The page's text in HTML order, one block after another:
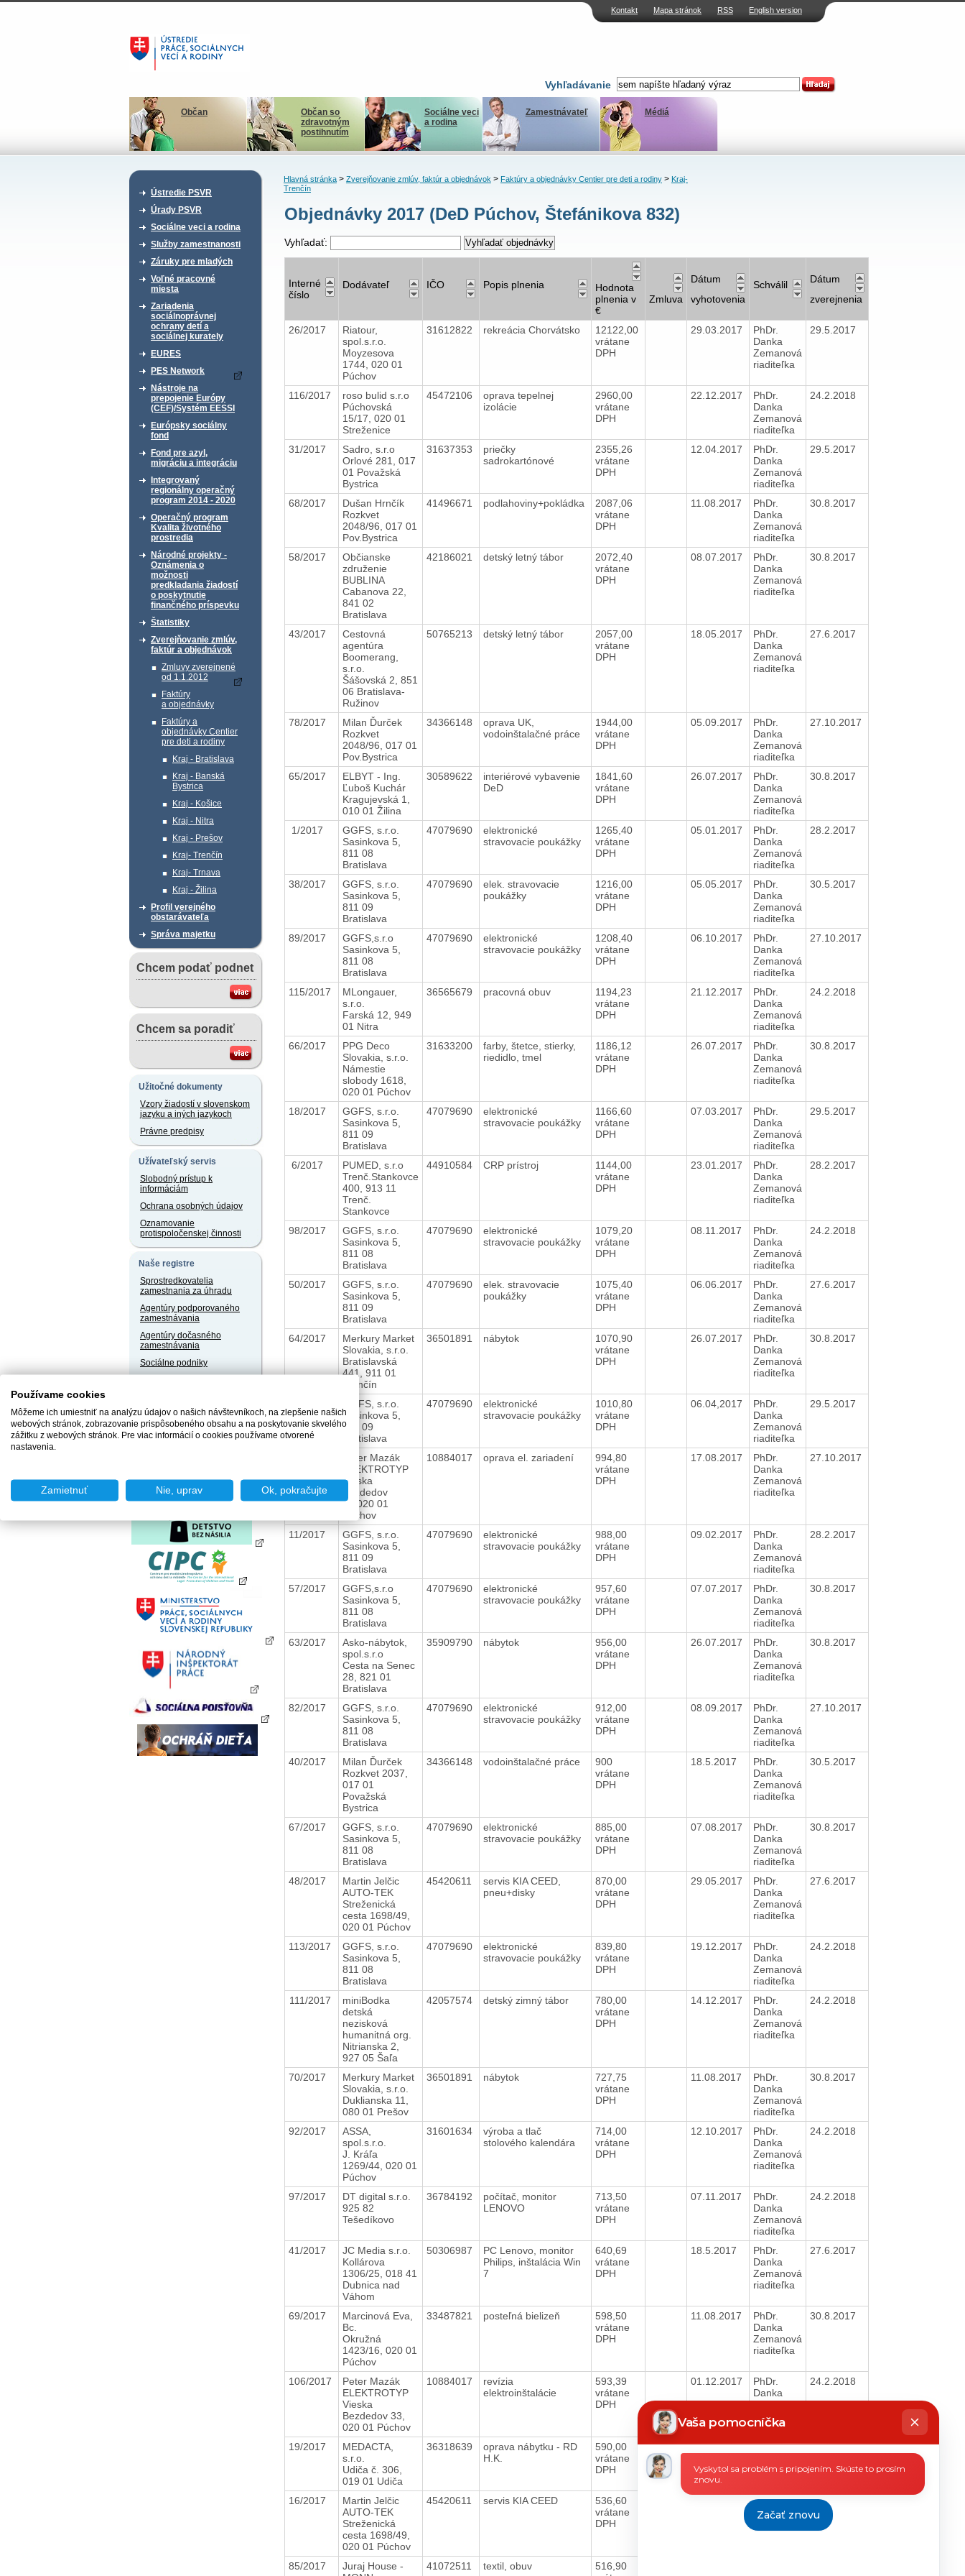
Kontakt Mapa stránok RSS English version
Vyhľadávanie
Občan
Občan so
zdravotným
postihnutím
Sociálne veci
a rodina
Zamestnávateľ Médiá
Ústredie PSVR
Úrady PSVR
Sociálne veci a rodina
Služby zamestnanosti
Záruky pre mladých
Voľné pracovné
miesta
Zariadenia
sociálnoprávnej
ochrany detí a
sociálnej kurately
EURES
PES Network
Nástroje na
prepojenie Európy
(CEF)/Systém EESSI
Európsky sociálny
fond
Fond pre azyl,
migráciu a integráciu
Integrovaný
regionálny operačný
program 2014 - 2020
Operačný program
Kvalita životného
prostredia
Národné projekty -
Oznámenia o
možnosti
predkladania žiadostí
o poskytnutie
finančného príspevku
Štatistiky
Zverejňovanie zmlúv,
faktúr a objednávok
Zmluvy zverejnené
od 1.1.2012
Faktúry
a objednávky
Faktúry a
objednávky Centier
pre deti a rodiny
Kraj - Bratislava
Kraj - Banská
Bystrica
Kraj - Košice
Kraj - Nitra
Kraj - Prešov
Kraj- Trenčín
Kraj- Trnava
Kraj - Žilina
Profil verejného
obstarávateľa
Správa majetku
Chcem podať podnet
Chcem sa poradiť
Užitočné dokumenty
Vzory žiadostí v slovenskom
jazyku a iných jazykoch
Právne predpisy
Užívateľský servis
Slobodný prístup k
informáciám
Ochrana osobných údajov
Oznamovanie
protispoločenskej činnosti
Naše registre
Sprostredkovatelia
zamestnania za úhradu
Agentúry podporovaného
zamestnávania
Agentúry dočasného
zamestnávania
Sociálne podniky
Hlavná stránka> Zverejňovanie zmlúv, faktúr a objednávok> Faktúry a objednávky Centier pre deti a rodiny> Kraj-
Trenčín
Objednávky 2017 (DeD Púchov, Štefánikova 832)
Vyhľadať:
Interné
číslo
Dodávateľ IČO Popis plnenia
Hodnota
plnenia v
€
Zmluva
Dátum
vyhotovenia
Schválil
Dátum
zverejnenia
26/2017
Riatour,
spol.s.r.o.
Moyzesova
1744, 020 01
Púchov
31612822 rekreácia Chorvátsko
12122,00
vrátane
DPH
29.03.2017
PhDr.
Danka
Zemanová
riaditeľka
29.5.2017
116/2017
roso bulid s.r.o
Púchovská
15/17, 020 01
Streženice
45472106
oprava tepelnej
izolácie
2960,00
vrátane
DPH
22.12.2017
PhDr.
Danka
Zemanová
riaditeľka
24.2.2018
31/2017
Sadro, s.r.o
Orlové 281, 017
01 Považská
Bystrica
31637353
priečky
sadrokartónové
2355,26
vrátane
DPH
12.04.2017
PhDr.
Danka
Zemanová
riaditeľka
29.5.2017
68/2017
Dušan Hrnčík
Rozkvet
2048/96, 017 01
Pov.Bystrica
41496671 podlahoviny+pokládka
2087,06
vrátane
DPH
11.08.2017
PhDr.
Danka
Zemanová
riaditeľka
30.8.2017
58/2017
Občianske
združenie
BUBLINA
Cabanova 22,
841 02
Bratislava
42186021 detský letný tábor
2072,40
vrátane
DPH
08.07.2017
PhDr.
Danka
Zemanová
riaditeľka
30.8.2017
43/2017
Cestovná
agentúra
Boomerang,
s.r.o.
Šášovská 2, 851
06 Bratislava-
Ružinov
50765213 detský letný tábor
2057,00
vrátane
DPH
18.05.2017
PhDr.
Danka
Zemanová
riaditeľka
27.6.2017
78/2017
Milan Ďurček
Rozkvet
2048/96, 017 01
Pov.Bystrica
34366148
oprava UK,
vodoinštalačné práce
1944,00
vrátane
DPH
05.09.2017
PhDr.
Danka
Zemanová
riaditeľka
27.10.2017
65/2017
ELBYT - Ing.
Ľuboš Kuchár
Kragujevská 1,
010 01 Žilina
30589622
interiérové vybavenie
DeD
1841,60
vrátane
DPH
26.07.2017
PhDr.
Danka
Zemanová
riaditeľka
30.8.2017
1/2017
GGFS, s.r.o.
Sasinkova 5,
811 08
Bratislava
47079690
elektronické
stravovacie poukážky
1265,40
vrátane
DPH
05.01.2017
PhDr.
Danka
Zemanová
riaditeľka
28.2.2017
38/2017
GGFS, s.r.o.
Sasinkova 5,
811 09
Bratislava
47079690
elek. stravovacie
poukážky
1216,00
vrátane
DPH
05.05.2017
PhDr.
Danka
Zemanová
riaditeľka
30.5.2017
89/2017
GGFS,s.r.o
Sasinkova 5,
811 08
Bratislava
47079690
elektronické
stravovacie poukážky
1208,40
vrátane
DPH
06.10.2017
PhDr.
Danka
Zemanová
riaditeľka
27.10.2017
115/2017
MLongauer,
s.r.o.
Farská 12, 949
01 Nitra
36565679 pracovná obuv
1194,23
vrátane
DPH
21.12.2017
PhDr.
Danka
Zemanová
riaditeľka
24.2.2018
66/2017
PPG Deco
Slovakia, s.r.o.
Námestie
slobody 1618,
020 01 Púchov
31633200
farby, štetce, stierky,
riedidlo, tmel
1186,12
vrátane
DPH
26.07.2017
PhDr.
Danka
Zemanová
riaditeľka
30.8.2017
18/2017
GGFS, s.r.o.
Sasinkova 5,
811 09
Bratislava
47079690
elektronické
stravovacie poukážky
1166,60
vrátane
DPH
07.03.2017
PhDr.
Danka
Zemanová
riaditeľka
29.5.2017
6/2017
PUMED, s.r.o
Trenč.Stankovce
400, 913 11
Trenč.
Stankovce
44910584 CRP prístroj
1144,00
vrátane
DPH
23.01.2017
PhDr.
Danka
Zemanová
riaditeľka
28.2.2017
98/2017
GGFS, s.r.o.
Sasinkova 5,
811 08
Bratislava
47079690
elektronické
stravovacie poukážky
1079,20
vrátane
DPH
08.11.2017
PhDr.
Danka
Zemanová
riaditeľka
24.2.2018
50/2017
GGFS, s.r.o.
Sasinkova 5,
811 09
Bratislava
47079690
elek. stravovacie
poukážky
1075,40
vrátane
DPH
06.06.2017
PhDr.
Danka
Zemanová
riaditeľka
27.6.2017
64/2017
Merkury Market
Slovakia, s.r.o.
Bratislavská
441, 911 01
Trenčín
36501891 nábytok
1070,90
vrátane
DPH
26.07.2017
PhDr.
Danka
Zemanová
riaditeľka
30.8.2017
GGFS, s.r.o.
Sasinkova 5,
811 09
Bratislava
47079690
elektronické
stravovacie poukážky
1010,80
vrátane
DPH
06.04,2017
PhDr.
Danka
Zemanová
riaditeľka
29.5.2017
Peter Mazák
ELEKTROTYP
Vieska
Bezdedov
33,020 01
Púchov
10884017 oprava el. zariadení
994,80
vrátane
DPH
17.08.2017
PhDr.
Danka
Zemanová
riaditeľka
27.10.2017
11/2017
GGFS, s.r.o.
Sasinkova 5,
811 09
Bratislava
47079690
elektronické
stravovacie poukážky
988,00
vrátane
DPH
09.02.2017
PhDr.
Danka
Zemanová
riaditeľka
28.2.2017
57/2017
GGFS,s.r.o
Sasinkova 5,
811 08
Bratislava
47079690
elektronické
stravovacie poukážky
957,60
vrátane
DPH
07.07.2017
PhDr.
Danka
Zemanová
riaditeľka
30.8.2017
63/2017
Asko-nábytok,
spol.s.r.o
Cesta na Senec
28, 821 01
Bratislava
35909790 nábytok
956,00
vrátane
DPH
26.07.2017
PhDr.
Danka
Zemanová
riaditeľka
30.8.2017
82/2017
GGFS, s.r.o.
Sasinkova 5,
811 08
Bratislava
47079690
elektronické
stravovacie poukážky
912,00
vrátane
DPH
08.09.2017
PhDr.
Danka
Zemanová
riaditeľka
27.10.2017
40/2017
Milan Ďurček
Rozkvet 2037,
017 01
Považská
Bystrica
34366148 vodoinštalačné práce
900
vrátane
DPH
18.5.2017
PhDr.
Danka
Zemanová
riaditeľka
30.5.2017
67/2017
GGFS, s.r.o.
Sasinkova 5,
811 08
Bratislava
47079690
elektronické
stravovacie poukážky
885,00
vrátane
DPH
07.08.2017
PhDr.
Danka
Zemanová
riaditeľka
30.8.2017
48/2017
Martin Jelčic
AUTO-TEK
Streženická
cesta 1698/49,
020 01 Púchov
45420611
servis KIA CEED,
pneu+disky
870,00
vrátane
DPH
29.05.2017
PhDr.
Danka
Zemanová
riaditeľka
27.6.2017
113/2017
GGFS, s.r.o.
Sasinkova 5,
811 08
Bratislava
47079690
elektronické
stravovacie poukážky
839,80
vrátane
DPH
19.12.2017
PhDr.
Danka
Zemanová
riaditeľka
24.2.2018
111/2017
miniBodka
detská
nezisková
humanitná org.
Nitrianska 2,
927 05 Šaľa
42057574 detský zimný tábor
780,00
vrátane
DPH
14.12.2017
PhDr.
Danka
Zemanová
riaditeľka
24.2.2018
70/2017
Merkury Market
Slovakia, s.r.o.
Duklianska 11,
080 01 Prešov
36501891 nábytok
727,75
vrátane
DPH
11.08.2017
PhDr.
Danka
Zemanová
riaditeľka
30.8.2017
92/2017
ASSA,
spol.s.r.o.
J. Kráľa
1269/44, 020 01
Púchov
31601634
výroba a tlač
stolového kalendára
714,00
vrátane
DPH
12.10.2017
PhDr.
Danka
Zemanová
riaditeľka
24.2.2018
97/2017
DT digital s.r.o.
925 82
Tešedíkovo
36784192
počítač, monitor
LENOVO
713,50
vrátane
DPH
07.11.2017
PhDr.
Danka
Zemanová
riaditeľka
24.2.2018
41/2017
JC Media s.r.o.
Kollárova
1306/25, 018 41
Dubnica nad
Váhom
50306987
PC Lenovo, monitor
Philips, inštalácia Win
7
640,69
vrátane
DPH
18.5.2017
PhDr.
Danka
Zemanová
riaditeľka
27.6.2017
69/2017
Marcinová Eva,
Bc.
Okružná
1423/16, 020 01
Púchov
33487821 posteľná bielizeň
598,50
vrátane
DPH
11.08.2017
PhDr.
Danka
Zemanová
riaditeľka
30.8.2017
106/2017
Peter Mazák
ELEKTROTYP
Vieska
Bezdedov 33,
020 01 Púchov
10884017
revízia
elektroinštalácie
593,39
vrátane
DPH
01.12.2017
PhDr.
Danka
Zemanová
riaditeľka
24.2.2018
19/2017
MEDACTA,
s.r.o.
Udiča č. 306,
019 01 Udiča
36318639
oprava nábytku - RD
H.K.
590,00
vrátane
DPH
07.03.2017
PhDr.
Zemanová
29.5.2017
16/2017
Martin Jelčic
AUTO-TEK
Streženická
cesta 1698/49,
020 01 Púchov
45420611 servis KIA CEED
536,60
vrátane
DPH
PhDr.
Danka
28.2.2017
85/2017
Juraj House -
41072511 textil, obuv
516,90
Používame cookies
Môžeme ich umiestniť na analýzu údajov o našich návštevníkoch, na zlepšenie našich
webových stránok, zobrazovanie prispôsobeného obsahu a na poskytovanie skvelého
zážitku z webových stránok. Pre viac informácií o cookies používame otvorené
nastavenia.
Zamietnuť Nie, uprav Ok, pokračujte
Vaša pomocníčka
Chatbot
píše
Vyskytol sa problém s pripojením. Skúste to prosím
znovu.
Začať znovu